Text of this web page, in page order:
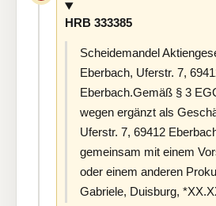
HRB 333385
Scheidemandel
Eberbach, Uferstr. 7,
Eberbach.Gemäß § 3
wegen ergänzt als
Uferstr. 7, 69412
gemeinsam mit einem
oder einem anderen
Gabriele, Duisburg,